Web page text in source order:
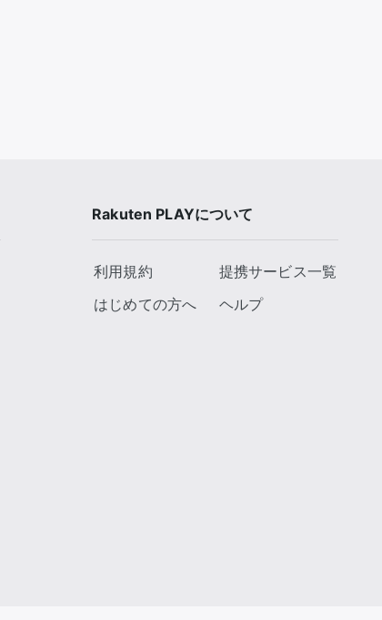
Rakuten PLAYについて
利用規約
はじめての方へ
提携サービス一覧
ヘルプ